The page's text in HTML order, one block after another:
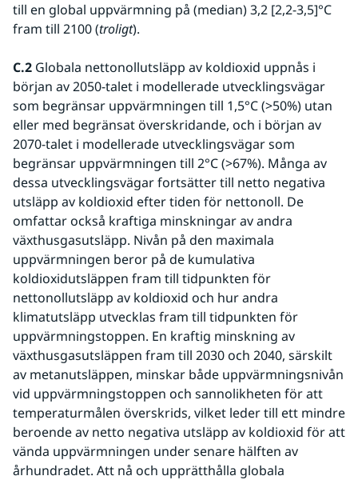
till en global uppvärmning på (median) 3,2 [2,2-3,5]°C
fram till 2100 (troligt).
C.2 Globala nettonollutsläpp av koldioxid uppnås i
början av 2050-talet i modellerade utvecklingsvägar
som begränsar uppvärmningen till 1,5°C (>50%) utan
eller med begränsat överskridande, och i början av
2070-talet i modellerade utvecklingsvägar som
begränsar uppvärmningen till 2°C (>67%). Många av
dessa utvecklingsvägar fortsätter till netto negativa
utsläpp av koldioxid efter tiden för nettonoll. De
omfattar också kraftiga minskningar av andra
växthusgasutsläpp. Nivån på den maximala
uppvärmningen beror på de kumulativa
koldioxidutsläppen fram till tidpunkten för
nettonollutsläpp av koldioxid och hur andra
klimatutsläpp utvecklas fram till tidpunkten för
uppvärmningstoppen. En kraftig minskning av
växthusgasutsläppen fram till 2030 och 2040, särskilt
av metanutsläppen, minskar både uppvärmningsnivån
vid uppvärmningstoppen och sannolikheten för att
temperaturmålen överskrids, vilket leder till ett mindre
beroende av netto negativa utsläpp av koldioxid för att
vända uppvärmningen under senare hälften av
århundradet. Att nå och upprätthålla globala